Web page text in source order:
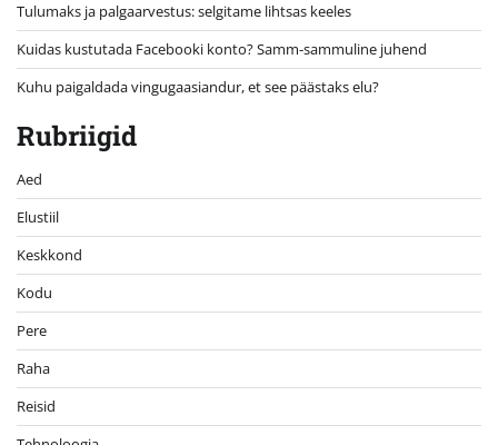
Tulumaks ja palgaarvestus: selgitame lihtsas keeles
Kuidas kustutada Facebooki konto? Samm-sammuline juhend
Kuhu paigaldada vingugaasiandur, et see päästaks elu?
Rubriigid
Aed
Elustiil
Keskkond
Kodu
Pere
Raha
Reisid